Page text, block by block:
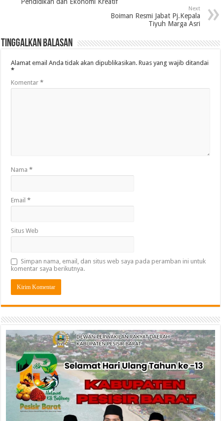
Next
Boiman Resmi Jabat Pj.Kepala
Tiyuh Marga Asri
Tinggalkan Balasan
Alamat email Anda tidak akan dipublikasikan. Ruas yang wajib ditandai
*
Komentar*
Nama*
Email*
Situs Web
Simpan nama, email, dan situs web saya pada peramban ini untuk
komentar saya berikutnya.